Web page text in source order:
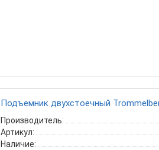
Подъемник двухстоечный
Производитель:
Артикул:
Наличие: